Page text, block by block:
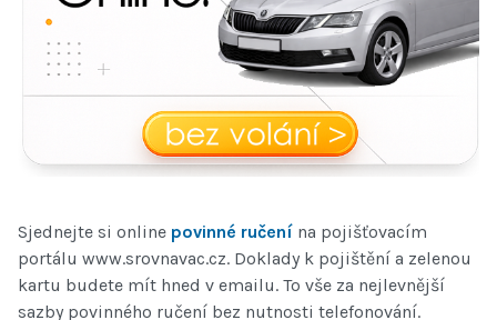
Sjednejte si online povinné ručení na pojišťovacím
portálu www.srovnavac.cz. Doklady k pojištění a zelenou
kartu budete mít hned v emailu. To vše za nejlevnější
sazby povinného ručení bez nutnosti telefonování.